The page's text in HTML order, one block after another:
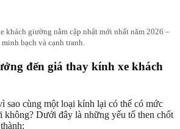
khách giường nằm cập nhật mới nhất năm 2026 –
minh bạch và cạnh tranh.
đến giá thay kính xe khách
sao cùng một loại kính lại có thể có mức
không? Dưới đây là những yếu tố then chốt